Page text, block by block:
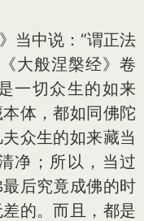
中说：“谓正法
大般涅槃经》卷
一切众生的如来
体，都如同佛陀
众生的如来藏当
净；所以，当过
后究竟成佛的时
的。而且，都是